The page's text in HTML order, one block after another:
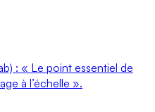
: « Le point essentiel de
à l’échelle ».